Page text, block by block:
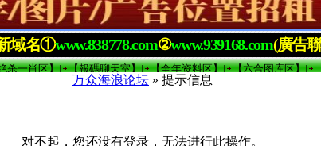
万众海浪论坛 » 提示信息
对不起，您还没有登录，无法进行此操作。